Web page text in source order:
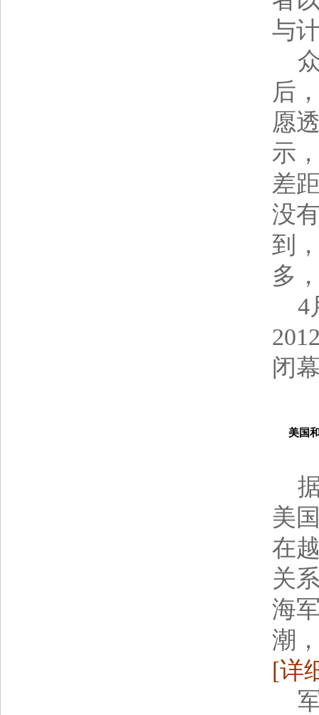
与
众
后
愿
示
差
没
到
多
4
闭
美国和
据
美
在
关
海
潮
[详
军